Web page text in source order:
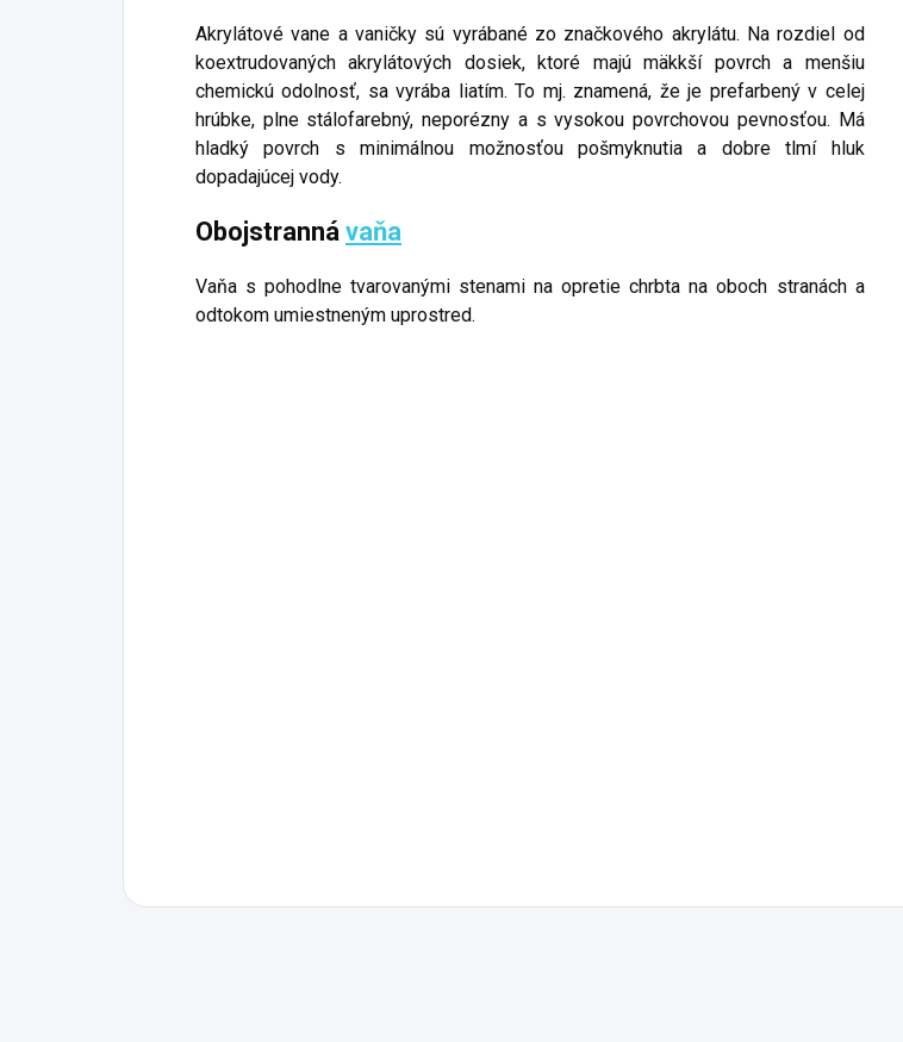
Akrylátové vane a vaničky sú vyrábané zo značkového akrylátu. Na rozdiel od
koextrudovaných akrylátových dosiek, ktoré majú mäkkší povrch a menšiu
chemickú odolnosť, sa vyrába liatím. To mj. znamená, že je prefarbený v celej
hrúbke, plne stálofarebný, neporézny a s vysokou povrchovou pevnosťou. Má
hladký povrch s minimálnou možnosťou pošmyknutia a dobre tlmí hluk
dopadajúcej vody.
Obojstranná vaňa
Vaňa s pohodlne tvarovanými stenami na opretie chrbta na oboch stranách a
odtokom umiestneným uprostred.